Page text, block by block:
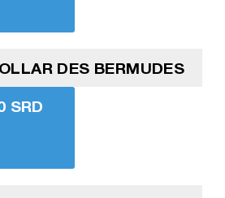
DES BERMUDES
SRD